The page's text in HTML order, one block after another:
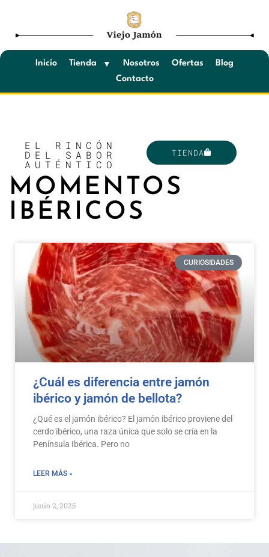
Saltar
contenidoInicio Tienda Nosotros Ofertas
Blog
Contacto
EL RINCÓN
DEL SABOR
AUTÉNTICO
MOMENTOS
IBÉRICOS
TIENDA
CURIOSIDADES
¿Cuál es diferencia entre jamón
ibérico y jamón de bellota?
¿Qué es el jamón ibérico? El jamón ibérico proviene del
cerdo ibérico, una raza única que solo se cría en la
Península Ibérica. Pero no
LEER MÁS »
junio 2, 2025